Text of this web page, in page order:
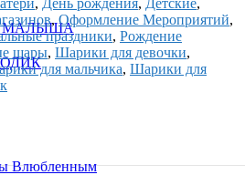
МАЛЫША
Влюбленным
, День рождения, Детские,
, Оформление Мероприятий,
праздники, Рождение
шары, Шарики для девочки,
для мальчика, Шарики для